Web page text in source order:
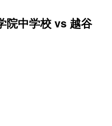
院中学校 vs 越谷